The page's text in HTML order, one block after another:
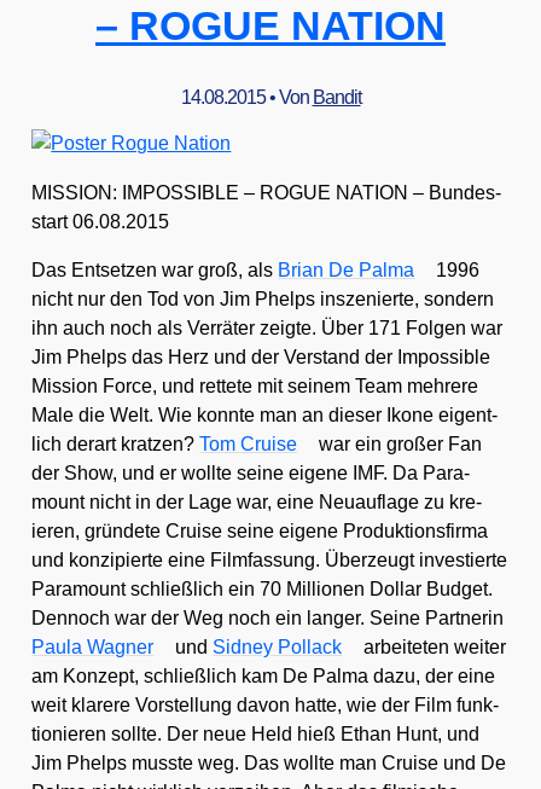
– ROGUE NATION
14.08.2015• Von Bandit
MISSION: IMPOSSIBLE – ROGUE NATION – Bun­des­
start 06.08.2015
Das Ent­set­zen war groß, als Bri­an De Pal­ma
1996
nicht nur den Tod von Jim Phelps insze­nier­te, son­dern
ihn auch noch als Ver­rä­ter zeig­te. Über 171 Fol­gen war
Jim Phelps das Herz und der Ver­stand der Impos­si­ble
Mis­si­on Force, und ret­te­te mit sei­nem Team meh­re­re
Male die Welt. Wie konn­te man an die­ser Iko­ne eigent­
lich der­art krat­zen?Tom Crui­se
war ein gro­ßer Fan
der Show, und er woll­te sei­ne eige­ne IMF. Da Para­
mount nicht in der Lage war, eine Neu­auf­la­ge zu kre­
ieren, grün­de­te Crui­se sei­ne eige­ne Pro­duk­ti­ons­fir­ma
und kon­zi­pier­te eine Film­fas­sung. Über­zeugt inves­tier­te
Para­mount schließ­lich ein 70 Mil­lio­nen Dol­lar Bud­get.
Den­noch war der Weg noch ein lan­ger. Sei­ne Part­ne­rin
Pau­la Wag­ner
und Sid­ney Pol­lack
arbei­te­ten wei­ter
am Kon­zept, schließ­lich kam De Pal­ma dazu, der eine
weit kla­re­re Vor­stel­lung davon hat­te, wie der Film funk­
tio­nie­ren soll­te. Der neue Held hieß Ethan Hunt, und
Jim Phelps muss­te weg. Das woll­te man Crui­se und De